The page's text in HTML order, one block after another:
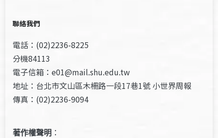
聯絡我們
電話：(02)2236-8225
分機84113
電子信箱：e01@mail.shu.edu.tw
地址：台北市文山區木柵路一段17巷1號 小世界周報
傳真：(02)2236-9094
著作權聲明 ：